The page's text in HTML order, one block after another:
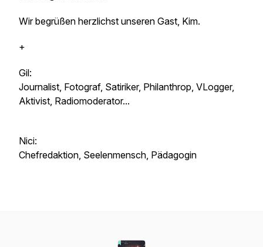
Wir begrüßen herzlichst unseren Gast, Kim.
+
Gil:
Journalist, Fotograf, Satiriker, Philanthrop, VLogger,
Aktivist, Radiomoderator...
Nici:
Chefredaktion, Seelenmensch, Pädagogin